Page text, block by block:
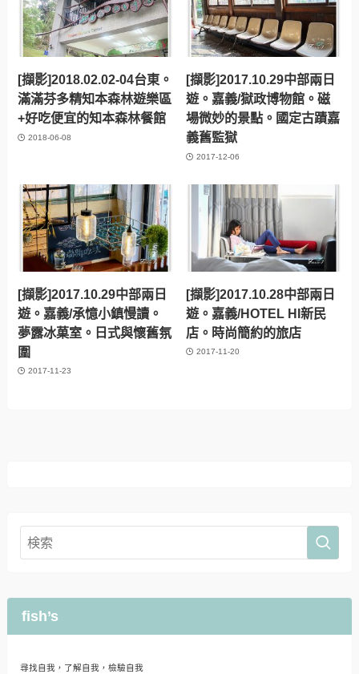
[擷影]2018.02.02-04台東。
滿滿芬多精知本森林遊樂區
+好吃便宜的知本森林餐館
2018-06-08
[擷影]2017.10.29中部兩日
遊。嘉義/獄政博物館。磁
場微妙的景點。國定古蹟嘉
義舊監獄
2017-12-06
[擷影]2017.10.29中部兩日
遊。嘉義/承憶小鎮慢讀。
夢露冰菓室。日式與懷舊氛
圍
2017-11-23
[擷影]2017.10.28中部兩日
遊。嘉義/HOTEL HI新民
店。時尚簡約的旅店
2017-11-20
fish’s
尋找自我，了解自我，檢驗自我